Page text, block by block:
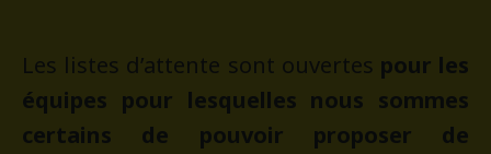
Les listes d’attente sont ouvertes pour les
équipes pour lesquelles nous sommes
certains de pouvoir proposer de